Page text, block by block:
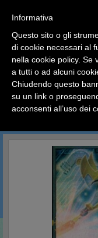
HOME YU-GI-OH
Il Potere
Ciao a tutti, il
compreso.
Tutti gli ordini
spediti a partire dal
Buone vacanze a
Informativa
Questo sito o gli
di cookie necessari al
nella cookie policy. Se
a tutti o ad alcuni
Chiudendo questo
su un link o
acconsenti all’uso dei